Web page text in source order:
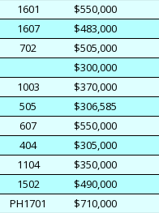
1601
$550,000
1607
$483,000
702
$505,000
$300,000
1003
$370,000
505
$306,585
607
$550,000
404
$305,000
1104
$350,000
1502
$490,000
PH1701
$710,000